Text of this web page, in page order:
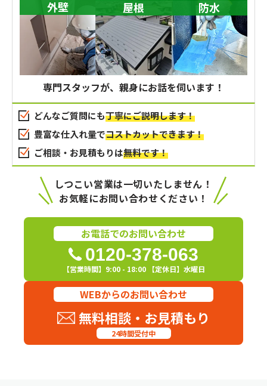
外壁 屋根 防水
専門スタッフが、親身にお話を伺います！
どんなご質問にも丁寧にご説明します！
豊富な仕入れ量でコストカットできます！
ご相談・お見積もりは無料です！
しつこい営業は一切いたしません！
お気軽にお問い合わせください！
お電話でのお問い合わせ
0120-378-063
【営業時間】9:00 - 18:00 【定休日】水曜日
WEBからのお問い合わせ
無料相談・お見積もり
24時間受付中